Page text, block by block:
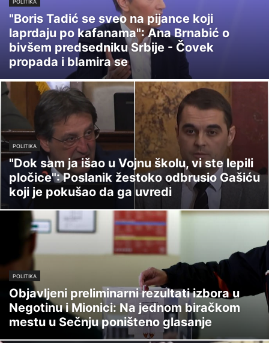
"Boris Tadić se sveo na pijance koji
laprdaju po kafanama": Ana Brnabić o
bivšem predsedniku Srbije - Čovek
propada i blamira se
POLITIKA
"Dok sam ja išao u Vojnu školu, vi ste lepili
pločice": Poslanik žestoko odbrusio Gašiću
koji je pokušao da ga uvredi
POLITIKA
Objavljeni preliminarni rezultati izbora u
Negotinu i Mionici: Na jednom biračkom
mestu u Sečnju poništeno glasanje